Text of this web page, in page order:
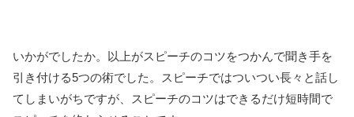
いかがでしたか。以上がスピーチのコツをつかんで聞き手を
引き付ける5つの術でした。スピーチではついつい長々と話し
てしまいがちですが、スピーチのコツはできるだけ短時間で